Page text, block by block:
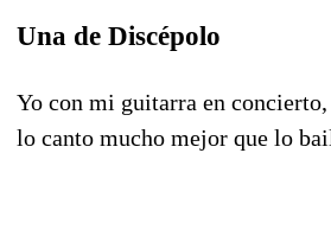
Una de Discépolo
Yo con mi guitarra en
lo canto mucho mejor que lo